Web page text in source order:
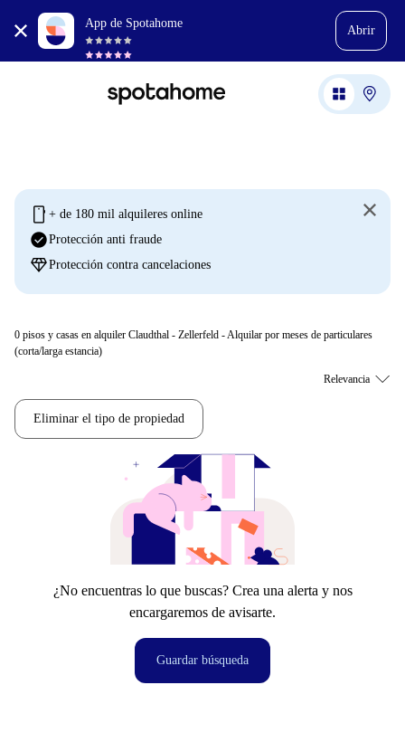
App de Spotahome
Abrir
mobile + de 180 mil alquileres online
check_circleProtección anti fraude
diamondProtección contra cancelaciones
0 pisos y casas en alquiler Claudthal - Zellerfeld - Alquilar por meses de particulares
(corta/larga estancia)
Eliminar el tipo de propiedad
¿No encuentras lo que buscas? Crea una alerta y nos
encargaremos de avisarte.
Guardar búsqueda